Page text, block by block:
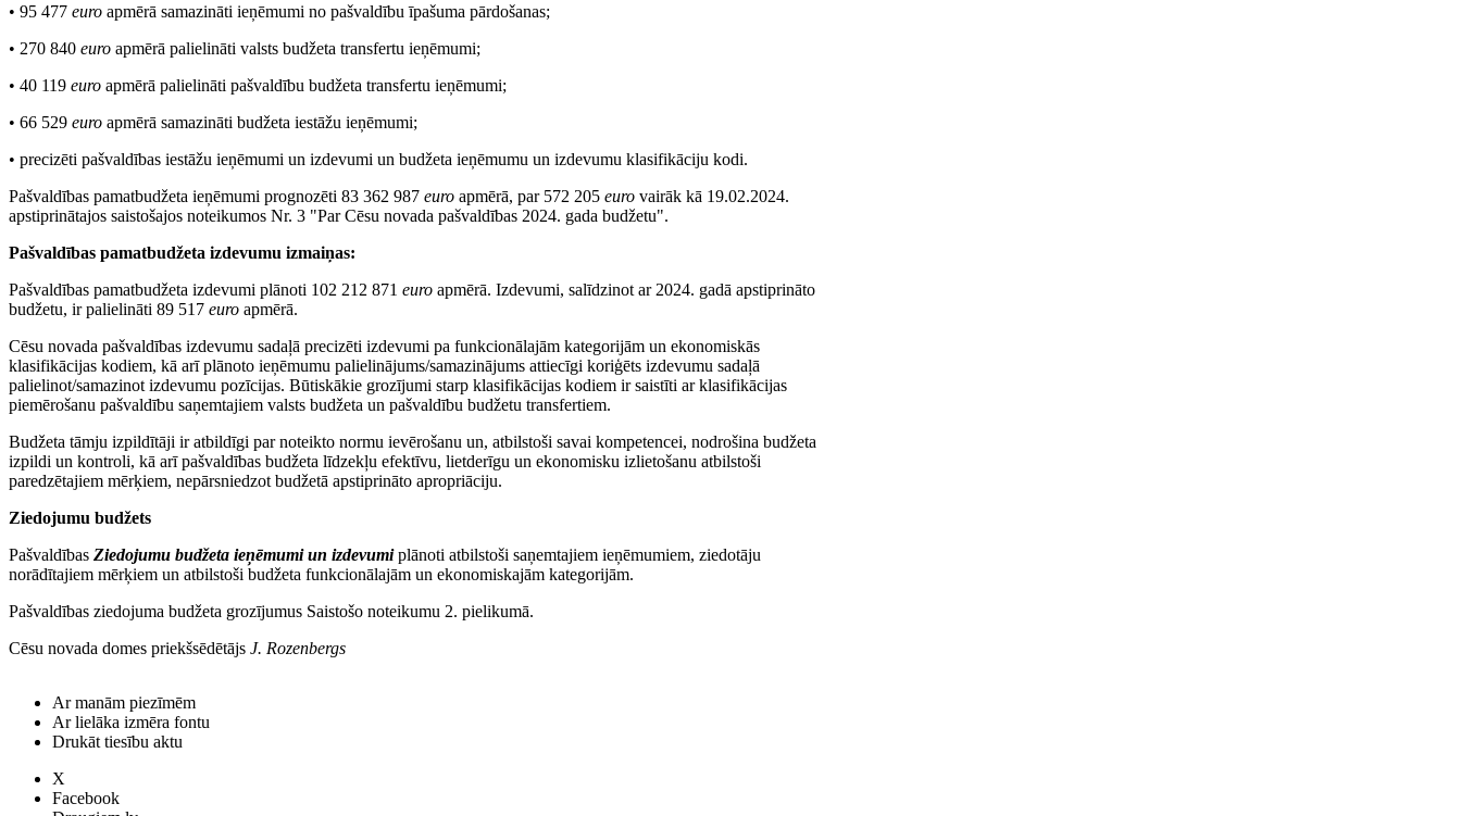
• 95 477 euro apmērā samazināti ieņēmumi no pašvaldību īpašuma pārdošanas;
• 270 840 euro apmērā palielināti valsts budžeta transfertu ieņēmumi;
• 40 119 euro apmērā palielināti pašvaldību budžeta transfertu ieņēmumi;
• 66 529 euro apmērā samazināti budžeta iestāžu ieņēmumi;
• precizēti pašvaldības iestāžu ieņēmumi un izdevumi un budžeta ieņēmumu un izdevumu klasifikāciju kodi.
Pašvaldības pamatbudžeta ieņēmumi prognozēti 83 362 987 euro apmērā, par 572 205 euro vairāk kā 19.02.2024.
apstiprinātajos saistošajos noteikumos Nr. 3 "Par Cēsu novada pašvaldības 2024. gada budžetu".
Pašvaldības pamatbudžeta izdevumu izmaiņas:
Pašvaldības pamatbudžeta izdevumi plānoti 102 212 871 euro apmērā. Izdevumi, salīdzinot ar 2024. gadā apstiprināto
budžetu, ir palielināti 89 517 euro apmērā.
Cēsu novada pašvaldības izdevumu sadaļā precizēti izdevumi pa funkcionālajām kategorijām un ekonomiskās
klasifikācijas kodiem, kā arī plānoto ieņēmumu palielinājums/samazinājums attiecīgi koriģēts izdevumu sadaļā
palielinot/samazinot izdevumu pozīcijas. Būtiskākie grozījumi starp klasifikācijas kodiem ir saistīti ar klasifikācijas
piemērošanu pašvaldību saņemtajiem valsts budžeta un pašvaldību budžetu transfertiem.
Budžeta tāmju izpildītāji ir atbildīgi par noteikto normu ievērošanu un, atbilstoši savai kompetencei, nodrošina budžeta
izpildi un kontroli, kā arī pašvaldības budžeta līdzekļu efektīvu, lietderīgu un ekonomisku izlietošanu atbilstoši
paredzētajiem mērķiem, nepārsniedzot budžetā apstiprināto apropriāciju.
Ziedojumu budžets
Pašvaldības Ziedojumu budžeta ieņēmumi un izdevumiplānoti atbilstoši saņemtajiem ieņēmumiem, ziedotāju
norādītajiem mērķiem un atbilstoši budžeta funkcionālajām un ekonomiskajām kategorijām.
Pašvaldības ziedojuma budžeta grozījumus Saistošo noteikumu 2. pielikumā.
Cēsu novada domes priekšsēdētājs J. Rozenbergs
Ar manām piezīmēm
Ar lielāka izmēra fontu
Drukāt tiesību aktu
X
Facebook